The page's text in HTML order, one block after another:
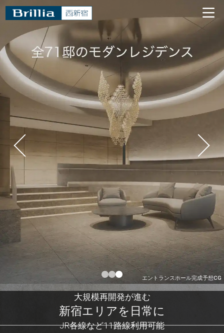
エントランスホール完成予想CG
大規模再開発が進む
新宿エリアを日常に
JR各線など11路線利用可能